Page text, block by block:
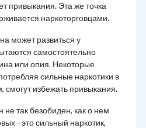
привыкания. Эта же точка
наркоторговцами.
может развиться у
самостоятельно
или опия. Некоторые
сильные наркотики в
смогут избежать привыкания.
так безобиден, как о нем
–это сильный наркотик,